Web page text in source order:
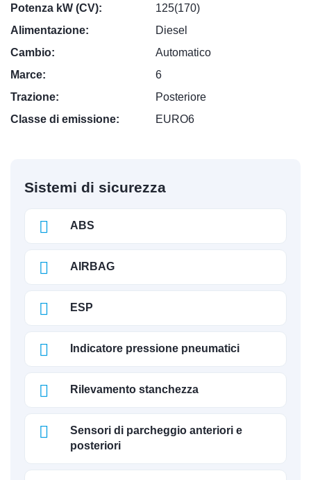
Potenza kW (CV):
125(170)
Alimentazione:
Diesel
Cambio:
Automatico
Marce:
6
Trazione:
Posteriore
Classe di emissione:
EURO6
Sistemi di sicurezza
ABS
AIRBAG
ESP
Indicatore pressione pneumatici
Rilevamento stanchezza
Sensori di parcheggio anteriori e
posteriori